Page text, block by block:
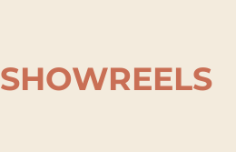
SHOWREELS